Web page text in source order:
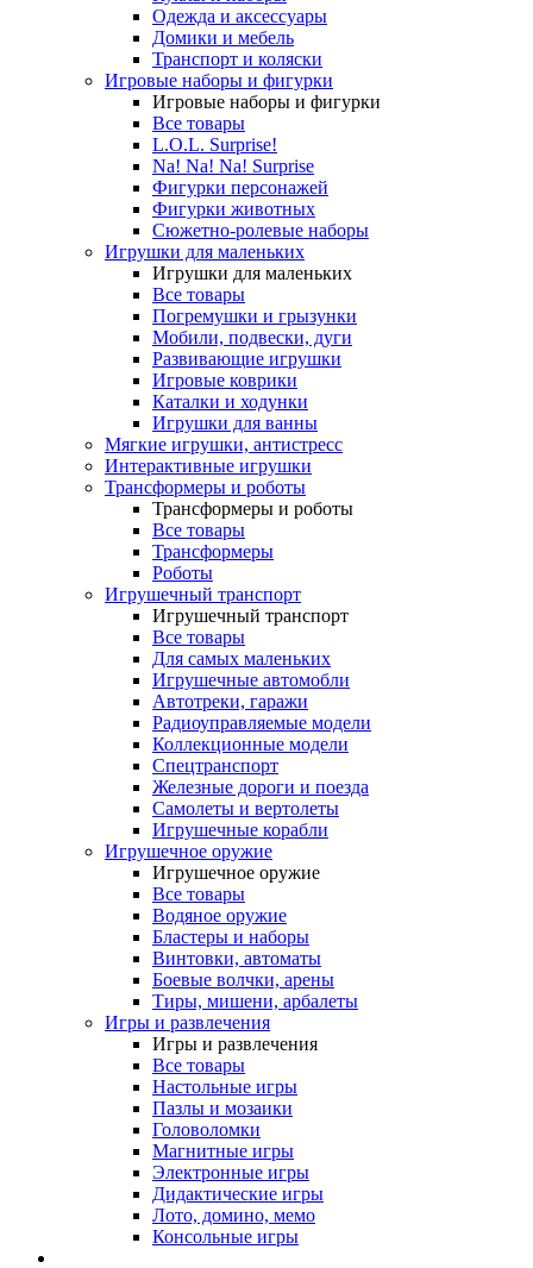
Одежда и аксессуары
Домики и мебель
Транспорт и коляски
Игровые наборы и фигурки
Игровые наборы и фигурки
Все товары
L.O.L. Surprise!
Na! Na! Na! Surprise
Фигурки персонажей
Фигурки животных
Сюжетно-ролевые наборы
Игрушки для маленьких
Игрушки для маленьких
Все товары
Погремушки и грызунки
Мобили, подвески, дуги
Развивающие игрушки
Игровые коврики
Каталки и ходунки
Игрушки для ванны
Мягкие игрушки, антистресс
Интерактивные игрушки
Трансформеры и роботы
Трансформеры и роботы
Все товары
Трансформеры
Роботы
Игрушечный транспорт
Игрушечный транспорт
Все товары
Для самых маленьких
Игрушечные автомобли
Автотреки, гаражи
Радиоуправляемые модели
Коллекционные модели
Спецтранспорт
Железные дороги и поезда
Самолеты и вертолеты
Игрушечные корабли
Игрушечное оружие
Игрушечное оружие
Все товары
Водяное оружие
Бластеры и наборы
Винтовки, автоматы
Боевые волчки, арены
Тиры, мишени, арбалеты
Игры и развлечения
Игры и развлечения
Все товары
Настольные игры
Пазлы и мозаики
Головоломки
Магнитные игры
Электронные игры
Дидактические игры
Лото, домино, мемо
Консольные игры